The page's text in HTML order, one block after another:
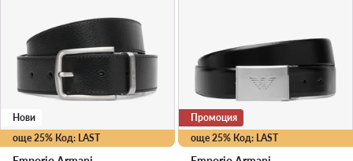
още 25% Код: LAST
Нови
още 25% Код: LAST
Промоция